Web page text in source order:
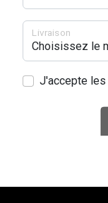
Livraison
J'accepte les